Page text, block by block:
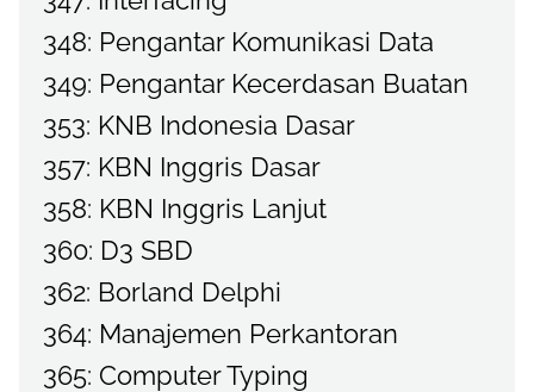
348: Pengantar Komunikasi Data
349: Pengantar Kecerdasan Buatan
353: KNB Indonesia Dasar
357: KBN Inggris Dasar
358: KBN Inggris Lanjut
360: D3 SBD
362: Borland Delphi
364: Manajemen Perkantoran
365: Computer Typing